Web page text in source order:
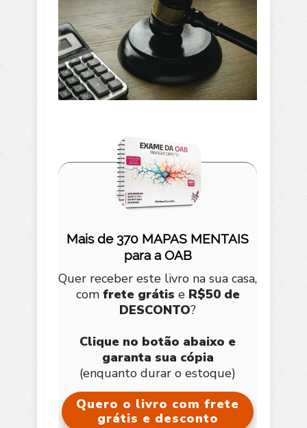
Mais de 370 MAPAS MENTAIS
para a OAB
Quer receber este livro na sua casa,
com frete grátis e R$50 de
DESCONTO?
Clique no botão abaixo e
garanta sua cópia
(enquanto durar o estoque)
Quero o livro com frete
grátis e desconto